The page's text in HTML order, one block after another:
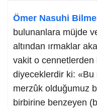
Ömer Nasuhi
bulunanlara müjde
altından ırmaklar
vakit o
diyeceklerdir ki:
merzûk olduğumuz
birbirine benzeyen